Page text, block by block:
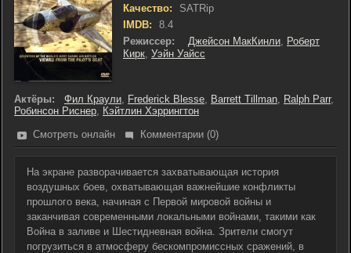
Качество:
SATRip
IMDB:
8.4
Режиссер:
Джейсон МакКинли, Роберт
Кирк, Уэйн Уайсс
Актёры: Фил Краули, Frederick Blesse, Barrett Tillman, Ralph Parr,
Робинсон Риснер, Кэйтлин Хэррингтон
Смотреть онлайн
Комментарии (0)
На экране разворачивается захватывающая история
воздушных боев, охватывающая важнейшие конфликты
прошлого века, начиная с Первой мировой войны и
заканчивая современными локальными войнами, такими как
Война в заливе и Шестидневная война. Зрители смогут
погрузиться в атмосферу бескомпромиссных сражений, в